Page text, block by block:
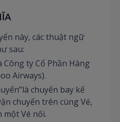
này, các thuật ngữ
sau:
Công ty Cổ Phần Hàng
Airways).
chuyến bay kế
chuyển trên cùng Vé,
một Vé nối.